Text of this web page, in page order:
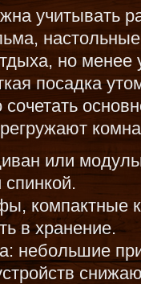
учитывать
но менее
посадка
или
компактные
в хранение.
небольшие